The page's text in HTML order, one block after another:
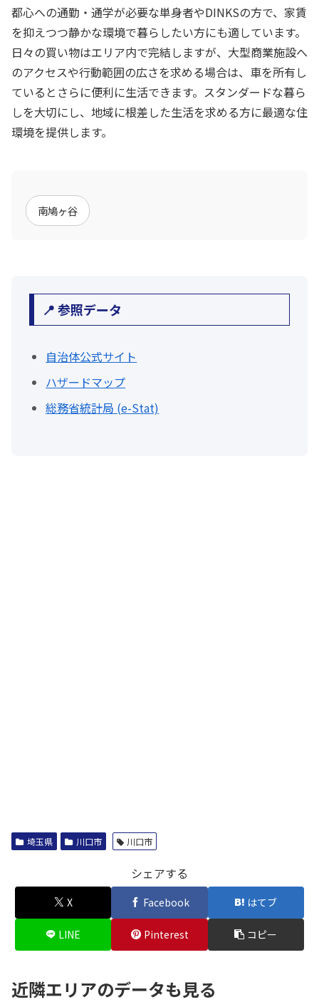
都心への通勤・通学が必要な単身者やDINKSの方で、家賃
を抑えつつ静かな環境で暮らしたい方にも適しています。
日々の買い物はエリア内で完結しますが、大型商業施設へ
のアクセスや行動範囲の広さを求める場合は、車を所有し
ているとさらに便利に生活できます。スタンダードな暮ら
しを大切にし、地域に根差した生活を求める方に最適な住
環境を提供します。
南鳩ヶ谷
📍 参照データ
自治体公式サイト
ハザードマップ
総務省統計局 (e-Stat)
埼玉県 川口市 川口市
シェアする
X Facebook はてブ
LINE Pinterest コピー
近隣エリアのデータも見る